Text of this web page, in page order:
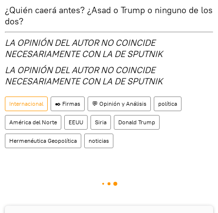
¿Quién caerá antes? ¿Asad o Trump o ninguno de los
dos?
LA OPINIÓN DEL AUTOR NO COINCIDE
NECESARIAMENTE CON LA DE SPUTNIK
LA OPINIÓN DEL AUTOR NO COINCIDE
NECESARIAMENTE CON LA DE SPUTNIK
Internacional ✒️ Firmas 💬 Opinión y Análisis política
América del Norte EEUU Siria Donald Trump
Hermenéutica Geopolítica noticias